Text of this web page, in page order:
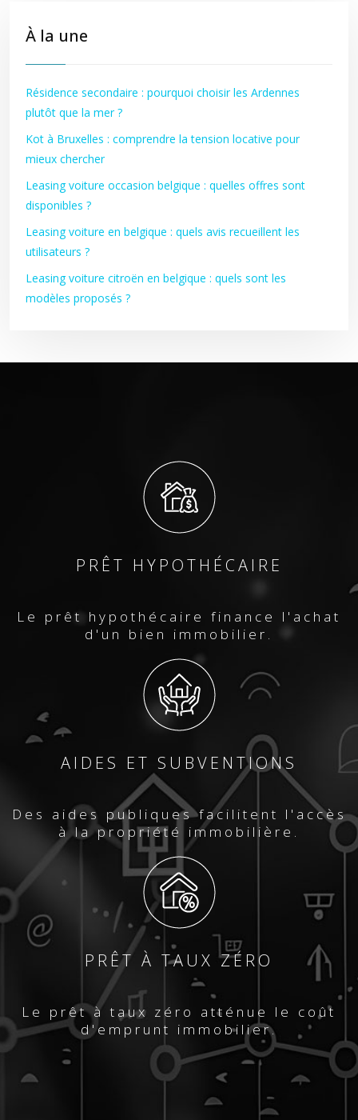
À la une
Résidence secondaire : pourquoi choisir les Ardennes
plutôt que la mer ?
Kot à Bruxelles : comprendre la tension locative pour
mieux chercher
Leasing voiture occasion belgique : quelles offres sont
disponibles ?
Leasing voiture en belgique : quels avis recueillent les
utilisateurs ?
Leasing voiture citroën en belgique : quels sont les
modèles proposés ?
PRÊT HYPOTHÉCAIRE
Le prêt hypothécaire finance l'achat
d'un bien immobilier.
AIDES ET SUBVENTIONS
Des aides publiques facilitent l'accès
à la propriété immobilière.
PRÊT À TAUX ZÉRO
Le prêt à taux zéro atténue le coût
d'emprunt immobilier.